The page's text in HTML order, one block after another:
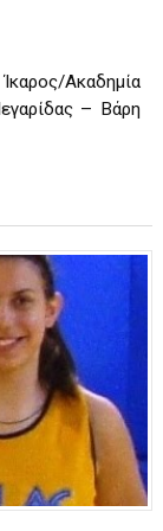
Ακαδημία
– Βάρη